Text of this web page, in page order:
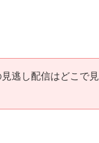
逃し配信はどこで見